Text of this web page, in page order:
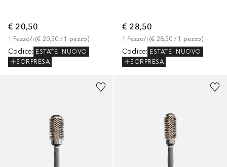
€ 20,50
1 Pezzo/i (€ 20,50 / 1 pezzo)
Codice: ESTATE
NUOVO
SORPRESA
€ 28,50
1 Pezzo/i (€ 28,50 / 1 pezzo)
Codice: ESTATE
NUOVO
SORPRESA